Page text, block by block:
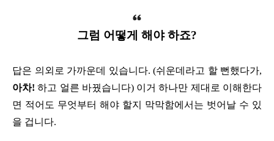
그럼 어떻게 해야 하죠?
답은 의외로 가까운데 있습니다. (쉬운데라고 할 뻔했다가,
아차! 하고 얼른 바꿨습니다) 이거 하나만 제대로 이해한다
면 적어도 무엇부터 해야 할지 막막함에서는 벗어날 수 있
을 겁니다.